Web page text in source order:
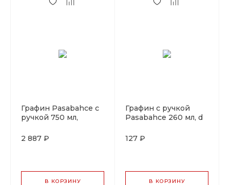
Графин Pasabahce с
ручкой 750 мл,
2 887 ₽
В КОРЗИНУ
Графин с ручкой
Pasabahce 260 мл, d
стекло, Россия
127 ₽
В КОРЗИНУ